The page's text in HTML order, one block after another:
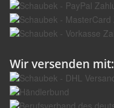
Wir versenden mit: